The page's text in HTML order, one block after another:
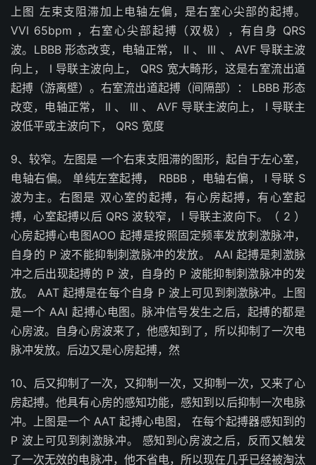
上图 左束支阻滞加上电轴左偏，是右室心尖部的起搏。
VVI 65bpm ，右室心尖部起搏（双极），有自身 QRS
波。LBBB 形态改变，电轴正常， II 、 III 、 AVF 导联主波
向上， I 导联主波向上， QRS 宽大畸形，这是右室流出道
起搏（游离壁）。右室流出道起搏（间隔部）： LBBB 形态
改变，电轴正常， II 、 III 、 AVF 导联主波向上， I 导联主
波低平或主波向下， QRS 宽度
9、较窄。左图是 一个右束支阻滞的图形，起自于左心室，
电轴右偏。 单纯左室起搏， RBBB ，电轴右偏， I 导联 S
波为主。右图是 双心室的起搏，有心房起搏，有心室起
搏，心室起搏以后 QRS 波较窄， I 导联主波向下。（ 2 ）
心房起搏心电图AOO 起搏是按照固定频率发放刺激脉冲，
自身的 P 波不能抑制刺激脉冲的发放。 AAI 起搏是刺激脉
冲之后出现起搏的 P 波，自身的 P 波能抑制刺激脉冲的发
放。 AAT 起搏是在每个自身 P 波上可见到刺激脉冲。上图
是一个 AAI 起搏心电图。脉冲信号发生之后，起搏的都是
心房波。自身心房波来了，他感知到了，所以抑制了一次电
脉冲发放。后边又是心房起搏，然
10、后又抑制了一次，又抑制一次，又抑制一次，又来了心
房起搏。他具有心房的感知功能，感知到以后抑制一次电脉
冲。上图是一个 AAT 起搏心电图， 在每个起搏器感知到的
P 波上可见到刺激脉冲。 感知到心房波之后，反而又触发
了一次无效的电脉冲，他不省电，所以现在几乎已经被淘汰